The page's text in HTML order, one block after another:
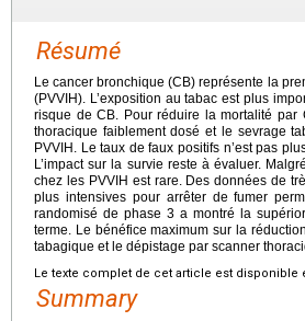
Résumé
Le cancer bronchique (CB) représente la
(PVVIH). L’exposition au tabac est plus
risque de CB. Pour réduire la mortalité
thoracique faiblement dosé et le sevrage
PVVIH. Le taux de faux positifs n’est pas
L’impact sur la survie reste à évaluer.
chez les PVVIH est rare. Des données de
plus intensives pour arrêter de fumer
randomisé de phase 3 a montré la
terme. Le bénéfice maximum sur la
tabagique et le dépistage par scanner
Le texte complet de cet article est disponible
Summary